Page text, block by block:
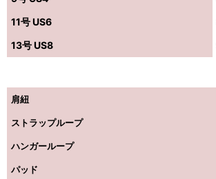
11号 US6
13号 US8
肩紐
ストラップループ
ハンガーループ
パッド